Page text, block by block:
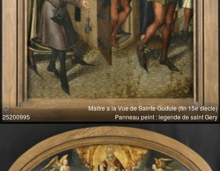
25200995
Maitre a la Vue de Sainte Gudule (fin 15e siecle)
Panneau peint : legende de saint Gery